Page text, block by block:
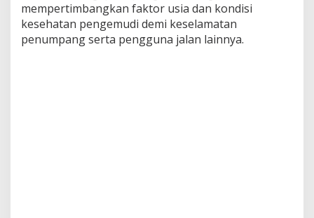
mempertimbangkan faktor usia dan kondisi
kesehatan pengemudi demi keselamatan
penumpang serta pengguna jalan lainnya.